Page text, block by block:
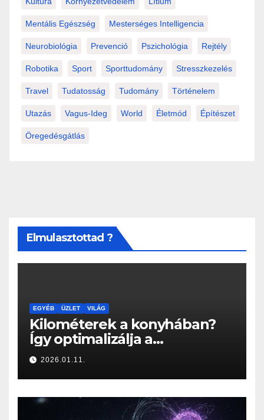
Mentális Egészség Mesterséges Intelligencia
Neurobiológia Prevenció Pszichológia Rejtély
Robotika Sport Sporttudomány Stresszkezelés
Travel Tudatosság Tudomány Történelem
Utazás Vagus-Ideg World Életmód Építészet
Öregedésgátlás
Elmulasztottad ?
EGYÉB ÜZLET VILÁG
Kilométerek a konyhában?
Így optimalizálja a
Konyhabútor Guru az
otthonod mozgásközpontját
2026.01.11.